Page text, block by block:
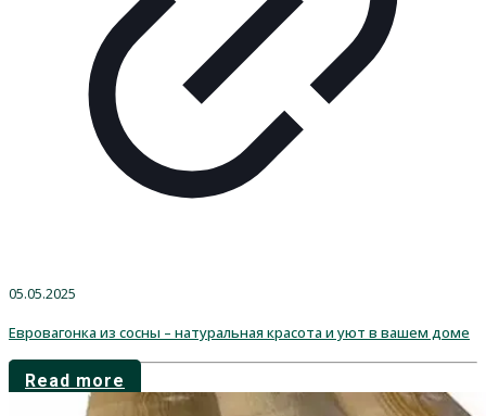
05.05.2025
Евровагонка из сосны – натуральная красота и уют в вашем доме
Read more